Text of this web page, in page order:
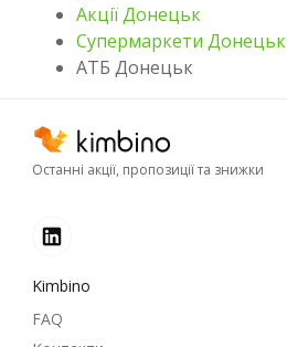
Акції Донецьк
Супермаркети Донецьк
АТБ Донецьк
Останні акції, пропозиції та знижки
Kimbino
FAQ